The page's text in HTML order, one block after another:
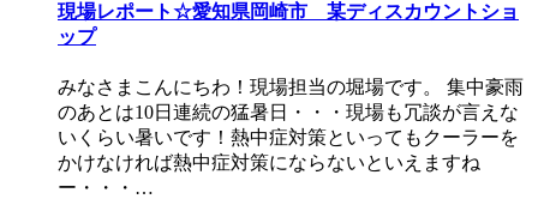
現場レポート☆愛知県岡崎市 某ディスカウントショ
ップ
みなさまこんにちわ！現場担当の堀場です。 集中豪雨
のあとは10日連続の猛暑日・・・現場も冗談が言えな
いくらい暑いです！熱中症対策といってもクーラーを
かけなければ熱中症対策にならないといえますね
ー・・・…